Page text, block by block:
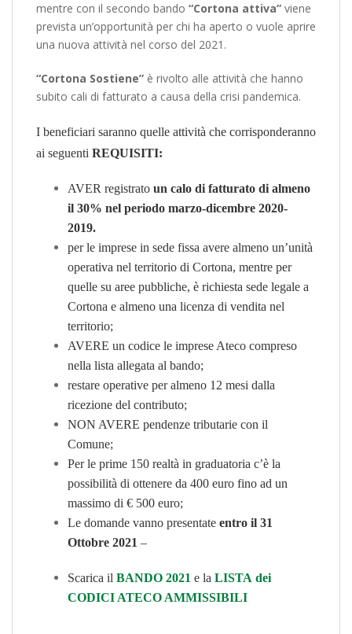
mentre con il secondo bando “Cortona attiva” viene
prevista un’opportunità per chi ha aperto o vuole aprire
una nuova attività nel corso del 2021.
“Cortona Sostiene” è rivolto alle attività che hanno
subito cali di fatturato a causa della crisi pandemica.
I beneficiari saranno quelle attività che corrisponderanno
ai seguenti REQUISITI:
AVER registrato un calo di fatturato di almeno
il 30% nel periodo marzo-dicembre 2020-
2019.
per le imprese in sede fissa avere almeno un’unità
operativa nel territorio di Cortona, mentre per
quelle su aree pubbliche, è richiesta sede legale a
Cortona e almeno una licenza di vendita nel
territorio;
AVERE un codice le imprese Ateco compreso
nella lista allegata al bando;
restare operative per almeno 12 mesi dalla
ricezione del contributo;
NON AVERE pendenze tributarie con il
Comune;
Per le prime 150 realtà in graduatoria c’è la
possibilità di ottenere da 400 euro fino ad un
massimo di € 500 euro;
Le domande vanno presentate entro il 31
Ottobre 2021 –
Scarica il BANDO 2021 e la LISTA dei
CODICI ATECO AMMISSIBILI